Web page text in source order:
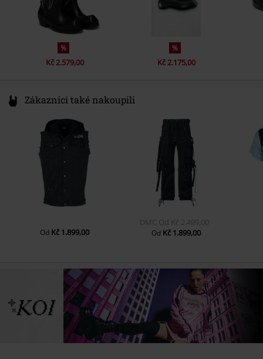
%
Kč 2.579,00
%
Kč 2.175,00
Zákazníci také nakoupili
Od Kč 1.899,00
DMC Od Kč 2.499,00
Od Kč 1.899,00